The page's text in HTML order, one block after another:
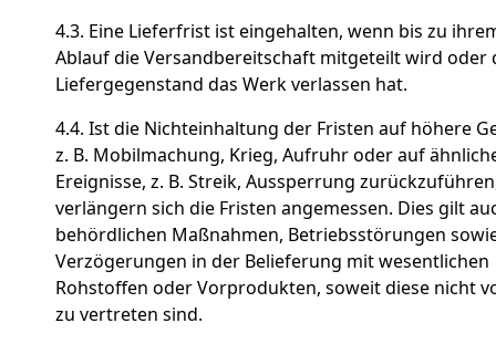
4.3. Eine Lieferfrist ist eingehalten, wenn bis zu
Ablauf die Versandbereitschaft mitgeteilt wird oder
Liefergegenstand das Werk verlassen hat.
4.4. Ist die Nichteinhaltung der Fristen auf höhere
z. B. Mobilmachung, Krieg, Aufruhr oder auf
Ereignisse, z. B. Streik, Aussperrung
verlängern sich die Fristen angemessen. Dies gilt
behördlichen Maßnahmen, Betriebsstörungen
Verzögerungen in der Belieferung mit wesentlichen
Rohstoffen oder Vorprodukten, soweit diese nicht
zu vertreten sind.